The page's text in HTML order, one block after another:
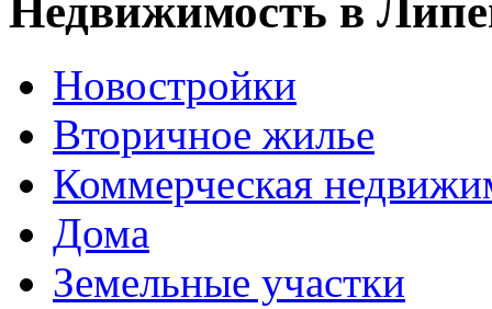
Недвижимость в
Новостройки
Вторичное жилье
Коммерческая
Дома
Земельные участки